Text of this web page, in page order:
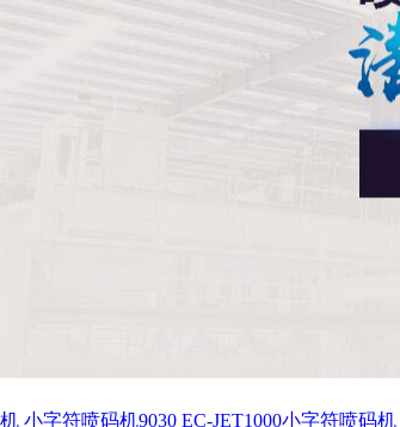
小字符喷码机9030 EC-JET1000小字符喷码机